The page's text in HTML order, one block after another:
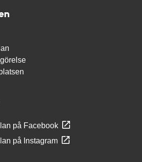
på Facebook
på Instagram